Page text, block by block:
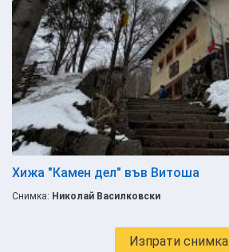
Хижа "Камен дел" във Витоша
Снимка: Николай Василковски
Изпрати снимка